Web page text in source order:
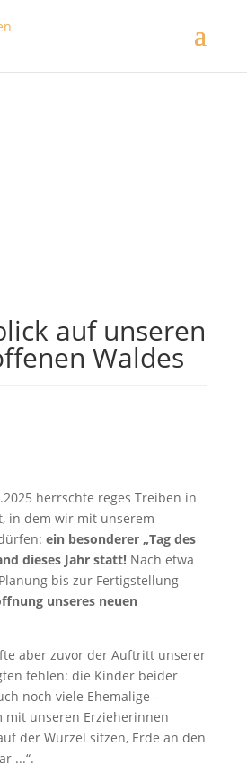
auf unseren
Waldes
herrschte reges Treiben in
in dem wir mit unserem
ein besonderer „Tag des
dieses Jahr statt!Nach etwa
bis zur Fertigstellung
unseres neuen
aber zuvor der Auftritt unserer
fehlen: die Kinder beider
noch viele Ehemalige –
mit unseren Erzieherinnen
der Wurzel sitzen, Erde an den
...“.